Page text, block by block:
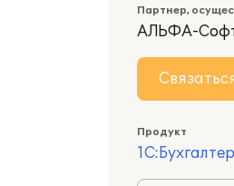
Партнер,
АЛЬФА-
Продукт